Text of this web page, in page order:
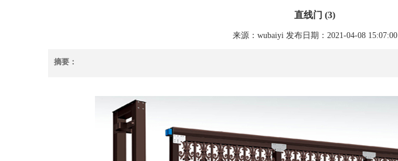
直线门 (3)
来源：wubaiyi 发布日期：2021-04-08 15:07:00
摘要：